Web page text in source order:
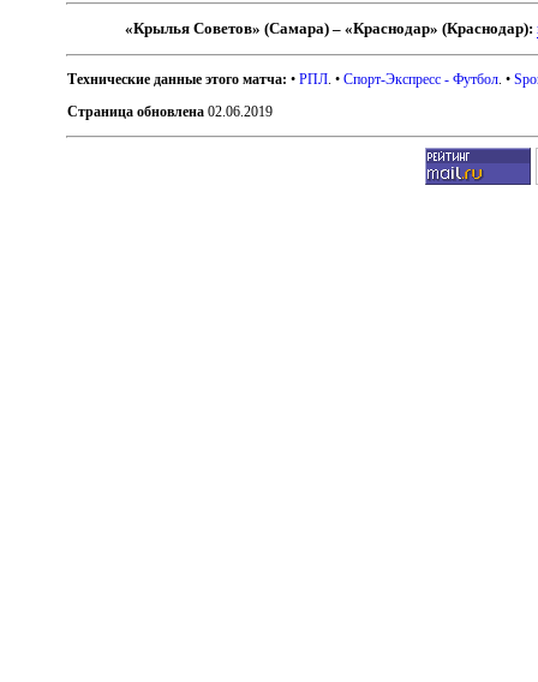
«Крылья Советов» (Самара) – «Краснодар» (Краснодар):
Технические данные этого матча: •РПЛ . •Спорт-Экспресс - Футбол . •
Страница обновлена 02.06.2019